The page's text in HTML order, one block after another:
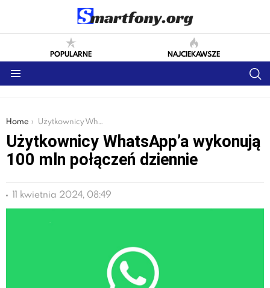
POPULARNE NAJCIEKAWSZE
You are here:
Home Użytkownicy WhatsApp’a wykonują 100 mln połączeń dziennie
Użytkownicy WhatsApp’a wykonują
100 mln połączeń dziennie
11 kwietnia 2024, 08:49